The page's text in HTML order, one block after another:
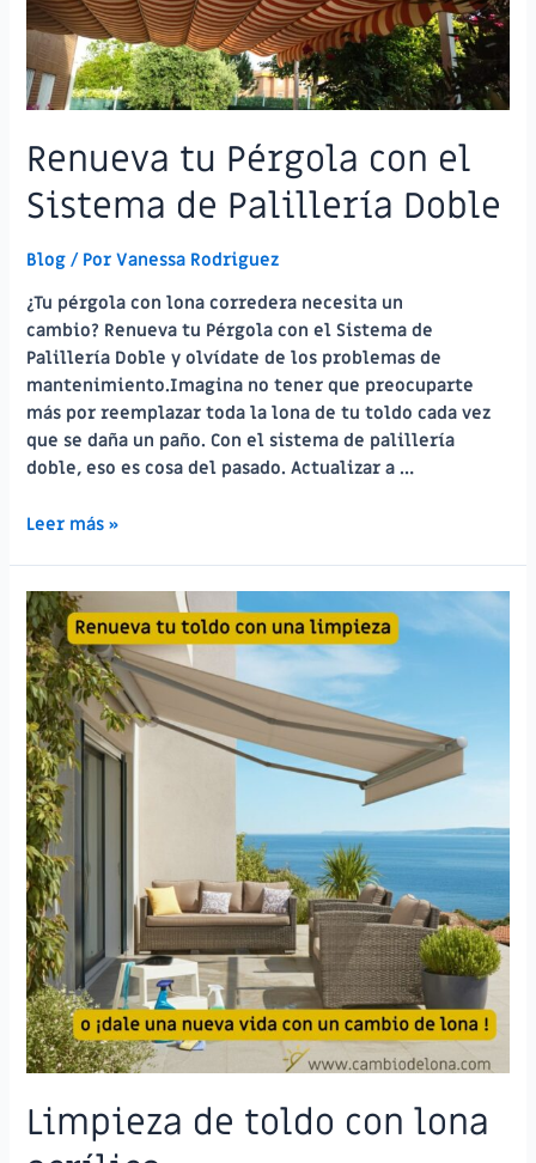
Renueva tu Pérgola con el
Sistema de Palillería Doble
Blog / PorVanessa Rodriguez
¿Tu pérgola con lona corredera necesita un
cambio? Renueva tu Pérgola con el Sistema de
Palillería Doble y olvídate de los problemas de
mantenimiento.Imagina no tener que preocuparte
más por reemplazar toda la lona de tu toldo cada vez
que se daña un paño. Con el sistema de palillería
doble, eso es cosa del pasado. Actualizar a …
Renueva
con
el
Sistema
de
Palillería
Doble
Leer más »
Limpieza de toldo con lona